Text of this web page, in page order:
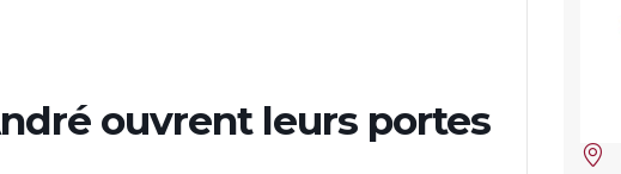
ouvrent leurs portes